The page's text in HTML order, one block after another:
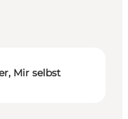
Mir selbst